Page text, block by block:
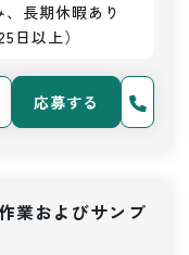
長期休暇あり
日以上）
応募する
業およびサンプ